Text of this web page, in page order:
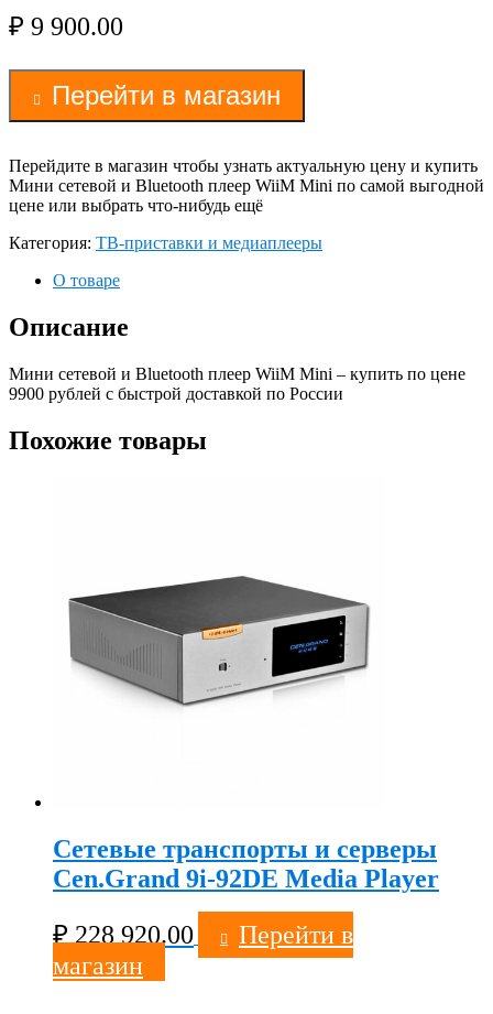
₽ 9 900.00
Перейти в магазин
Перейдите в магазин чтобы узнать актуальную цену и купить
Мини сетевой и Bluetooth плеер WiiM Mini по самой выгодной
цене или выбрать что-нибудь ещё
Категория: ТВ-приставки и медиаплееры
О товаре
Описание
Мини сетевой и Bluetooth плеер WiiM Mini – купить по цене
9900 рублей с быстрой доставкой по России
Похожие товары
Сетевые транспорты и серверы
Cen.Grand 9i-92DE Media Player
₽228 920.00
Перейти в
магазин